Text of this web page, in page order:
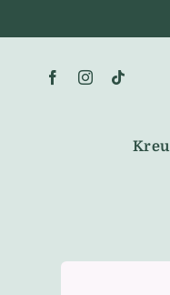
to
content
Kreu